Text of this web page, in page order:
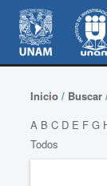
Inicio/ Buscar
A B C D E F G
Todos